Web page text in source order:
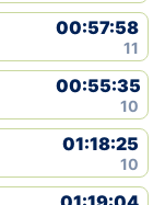
00:57:58
11
00:55:35
10
01:18:25
10